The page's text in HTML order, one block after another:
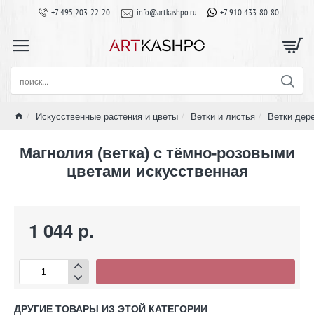
+7 495 203-22-20 info@artkashpo.ru +7 910 433-80-80
поиск...
Искусственные растения и цветы Ветки и листья Ветки
Магнолия (ветка) с тёмно-розовыми
цветами искусственная
1 044 р.
ДРУГИЕ ТОВАРЫ ИЗ ЭТОЙ КАТЕГОРИИ